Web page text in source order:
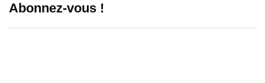
Abonnez-vous !